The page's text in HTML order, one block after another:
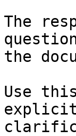
The
the
Use